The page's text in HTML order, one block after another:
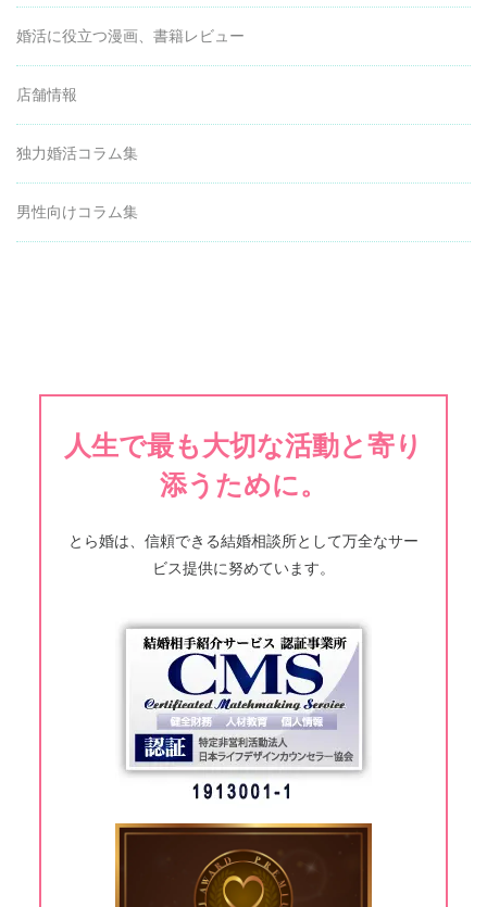
婚活に役立つ漫画、書籍レビュー
店舗情報
独力婚活コラム集
男性向けコラム集
人生で最も大切な活動と寄り
添うために。
とら婚は、信頼できる結婚相談所として万全なサー
ビス提供に努めています。